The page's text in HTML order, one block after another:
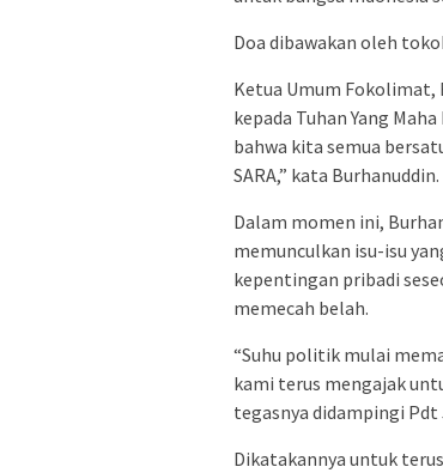
Doa dibawakan oleh
Ketua Umum Fokolimat,
kepada Tuhan Yang
bahwa kita semua
SARA,” kata Burhanuddin.
Dalam momen ini,
memunculkan isu-isu
kepentingan pribadi
memecah belah.
“Suhu politik mulai
kami terus mengajak
tegasnya didampingi Pdt
Dikatakannya untuk